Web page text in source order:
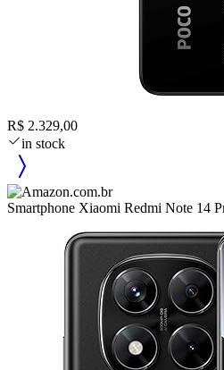
R$ 2.329,00
in stock
Smartphone Xiaomi Redmi Note